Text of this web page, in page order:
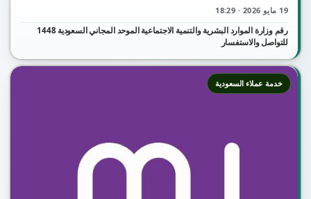
19 مايو 2026 · 18:29
رقم وزارة الموارد البشرية والتنمية الاجتماعية الموحد المجاني السعودية 1448
للتواصل والاستفسار
خدمة عملاء السعودية